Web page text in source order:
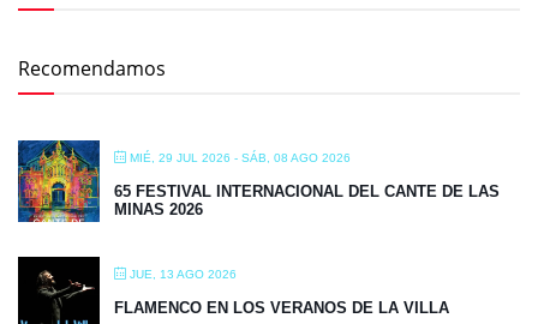
Recomendamos
MIÉ, 29 JUL 2026 - SÁB, 08 AGO 2026
65 FESTIVAL INTERNACIONAL DEL CANTE DE LAS
MINAS 2026
JUE, 13 AGO 2026
FLAMENCO EN LOS VERANOS DE LA VILLA